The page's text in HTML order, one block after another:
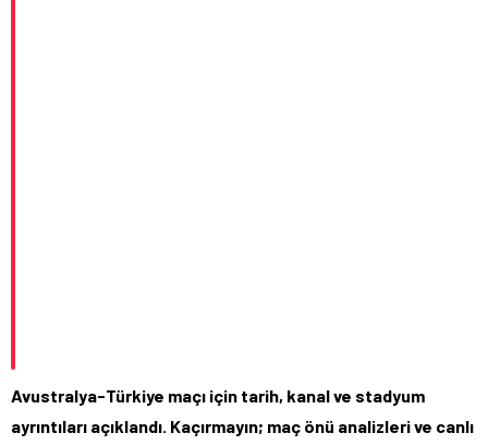
Avustralya-Türkiye maçı için tarih, kanal ve stadyum
ayrıntıları açıklandı. Kaçırmayın; maç önü analizleri ve canlı